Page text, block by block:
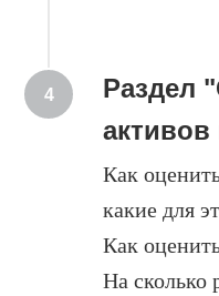
Раздел
активов
Как
какие для
Как
На сколько